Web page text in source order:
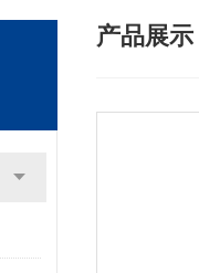
产品展示